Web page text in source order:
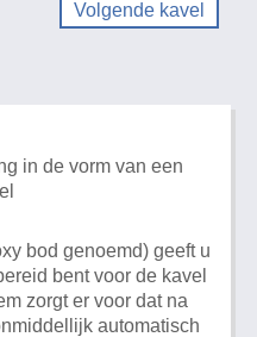
Volgende kavel
in de vorm van een
bod genoemd) geeft u
bent voor de kavel
zorgt er voor dat na
automatisch